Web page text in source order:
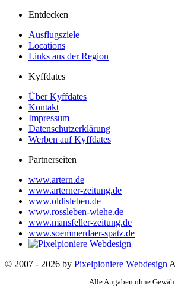
Entdecken
Ausflugsziele
Locations
Links aus der Region
Kyffdates
Über Kyffdates
Kontakt
Impressum
Datenschutzerklärung
Werben auf Kyffdates
Partnerseiten
www.artern.de
www.arterner-zeitung.de
www.oldisleben.de
www.rossleben-wiehe.de
www.mansfeller-zeitung.de
www.soemmerdaer-spatz.de
© 2007 - 2026 by Pixelpioniere Webdesign
Alle Angaben ohne